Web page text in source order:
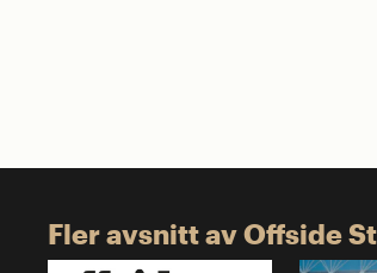
Fler avsnitt av Offside